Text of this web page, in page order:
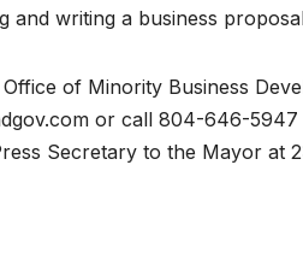
and writing a business
of Minority Business
or call 804-646-5947
Secretary to the Mayor at